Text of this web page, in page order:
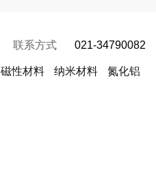
联系方式 021-34790082
磁性材料 纳米材料 氮化铝